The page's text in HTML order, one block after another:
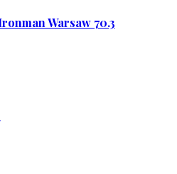
Warsaw 70.3